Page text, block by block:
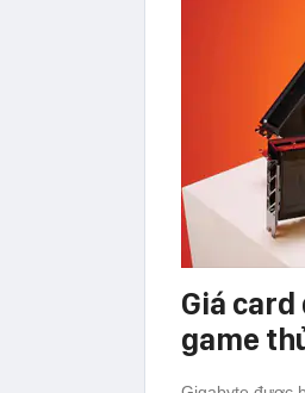
Giá card
game